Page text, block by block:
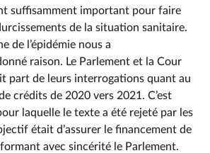
suffisamment important pour faire
de la situation sanitaire.
de l’épidémie nous a
raison. Le Parlement et la Cour
part de leurs interrogations quant au
crédits de 2020 vers 2021. C’est
laquelle le texte a été rejeté par les
était d’assurer le financement de
avec sincérité le Parlement.